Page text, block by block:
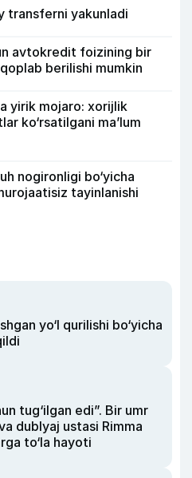
transferni yakunladi
avtokredit foizining bir
berilishi mumkin
yirik mojaro: xorijlik
ko‘rsatilgani ma’lum
nogironligi bo‘yicha
tayinlanishi
yo‘l qurilishi bo‘yicha
tug‘ilgan edi”. Bir umr
dublyaj ustasi Rimma
to‘la hayoti